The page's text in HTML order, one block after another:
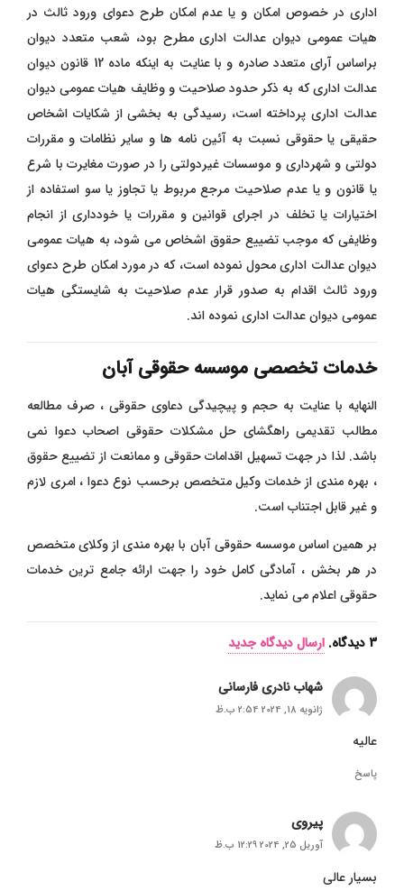
اداری در خصوص امکان و یا عدم امکان طرح دعوای ورود ثالث در
هیات عمومی دیوان عدالت اداری مطرح بود، شعب متعدد دیوان
براساس آرای متعدد صادره و با عنایت به اینکه ماده 12 قانون دیوان
عدالت اداری که به ذکر حدود صلاحیت و وظایف هیات عمومی دیوان
عدالت اداری پرداخته است، رسیدگی به بخشی از شکایات اشخاص
حقیقی یا حقوقی نسبت به آئین نامه ها و سایر نظامات و مقررات
دولتی و شهرداری و موسسات غیردولتی را در صورت مغایرت با شرع
یا قانون و یا عدم صلاحیت مرجع مربوط یا تجاوز یا سو استفاده از
اختیارات یا تخلف در اجرای قوانین و مقررات یا خودداری از انجام
وظایفی که موجب تضییع حقوق اشخاص می شود، به هیات عمومی
دیوان عدالت اداری محول نموده است، که در مورد امکان طرح دعوای
ورود ثالث اقدام به صدور قرار عدم صلاحیت به شایستگی هیات
عمومی دیوان عدالت اداری نموده اند.
خدمات تخصصی موسسه حقوقی آبان
النهایه با عنایت به حجم و پیچیدگی دعاوی حقوقی ، صرف مطالعه
مطالب تقدیمی راهگشای حل مشکلات حقوقی اصحاب دعوا نمی
باشد. لذا در جهت تسهیل اقدامات حقوقی و ممانعت از تضییع حقوق
، بهره مندی از خدمات وکیل متخصص برحسب نوع دعوا ، امری لازم
و غیر قابل اجتناب است.
بر همین اساس موسسه حقوقی آبان با بهره مندی از وکلای متخصص
در هر بخش ، آمادگی کامل خود را جهت ارائه جامع ترین خدمات
حقوقی اعلام می نماید.
3دیدگاه. ارسال دیدگاه جدید
شهاب نادری فارسانی
ژانویه 18, 2024 2:54 ب.ظ
عالیه
پاسخ
پیروی
آوریل 25, 2024 12:29 ب.ظ
بسیار عالی